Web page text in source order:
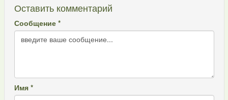
Оставить комментарий
Сообщение *
Имя *